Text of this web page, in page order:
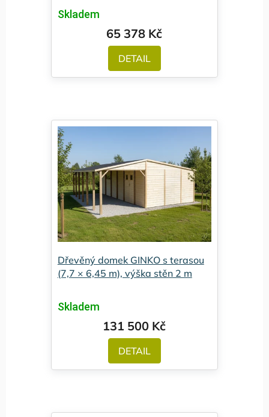
Skladem
65 378 Kč
DETAIL
Dřevěný domek GINKO s terasou
(7,7 × 6,45 m), výška stěn 2 m
Skladem
131 500 Kč
DETAIL